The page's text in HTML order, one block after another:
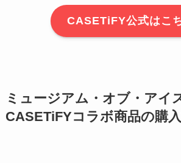
CASETiFY公式はこ
ミュージアム・オブ・アイ
CASETiFYコラボ商品の購